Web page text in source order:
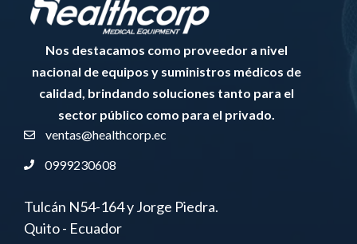
Nos destacamos como proveedor a nivel
nacional de equipos y suministros médicos de
calidad, brindando soluciones tanto para el
sector público como para el privado.
ventas@healthcorp.ec
0999230608
Tulcán N54-164 y Jorge Piedra.
Quito - Ecuador